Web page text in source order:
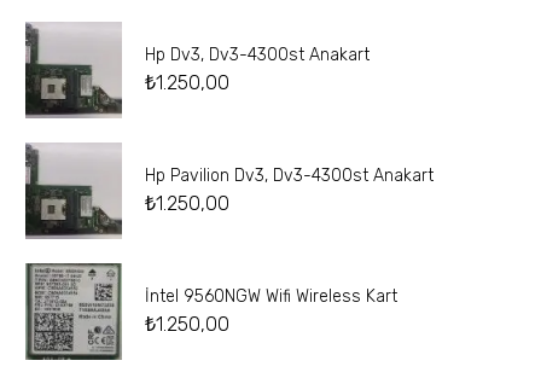
Hp Dv3, Dv3-4300st Anakart
₺1.250,00
Hp Pavilion Dv3, Dv3-4300st Anakart
₺1.250,00
İntel 9560NGW Wifi Wireless Kart
₺1.250,00